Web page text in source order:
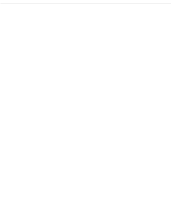
Gelsomino d'India definisce il cuore pulsante di